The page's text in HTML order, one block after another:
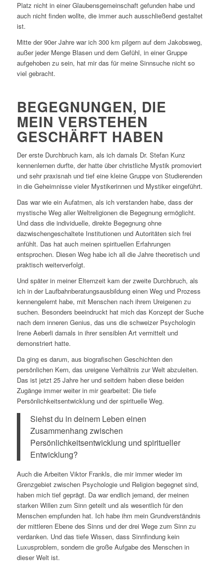
Platz nicht in einer Glaubensgemeinschaft gefunden habe und
auch nicht finden wollte, die immer auch ausschließend gestaltet
ist.
Mitte der 90er Jahre war ich 300 km pilgern auf dem Jakobsweg,
außer jeder Menge Blasen und dem Gefühl, in einer Gruppe
aufgehoben zu sein, hat mir das für meine Sinnsuche nicht so
viel gebracht.
BEGEGNUNGEN, DIE
MEIN VERSTEHEN
GESCHÄRFT HABEN
Der erste Durchbruch kam, als ich damals Dr. Stefan Kunz
kennenlernen durfte, der hatte über christliche Mystik promoviert
und sehr praxisnah und tief eine kleine Gruppe von Studierenden
in die Geheimnisse vieler Mystikerinnen und Mystiker eingeführt.
Das war wie ein Aufatmen, als ich verstanden habe, dass der
mystische Weg aller Weltreligionen die Begegnung ermöglicht.
Und dass die individuelle, direkte Begegnung ohne
dazwischengeschaltete Institutionen und Autoritäten sich frei
anfühlt. Das hat auch meinen spirituellen Erfahrungen
entsprochen. Diesen Weg habe ich all die Jahre theoretisch und
praktisch weiterverfolgt.
Und später in meiner Elternzeit kam der zweite Durchbruch, als
ich in der Laufbahnberatungsausbildung einen Weg und Prozess
kennengelernt habe, mit Menschen nach ihrem Ureigenen zu
suchen. Besonders beeindruckt hat mich das Konzept der Suche
nach dem inneren Genius, das uns die schweizer Psychologin
Irene Aeberli damals in ihrer sensiblen Art vermittelt und
demonstriert hatte.
Da ging es darum, aus biografischen Geschichten den
persönlichen Kern, das ureigene Verhältnis zur Welt abzuleiten.
Das ist jetzt 25 Jahre her und seitdem haben diese beiden
Zugänge immer weiter in mir gearbeitet: Die tiefe
Persönlichkeitsentwicklung und der spirituelle Weg.
Siehst du in deinem Leben einen
Zusammenhang zwischen
Persönlichkeitsentwicklung und spiritueller
Entwicklung?
Auch die Arbeiten Viktor Frankls, die mir immer wieder im
Grenzgebiet zwischen Psychologie und Religion begegnet sind,
haben mich tief geprägt. Da war endlich jemand, der meinen
starken Willen zum Sinn geteilt und als wesentlich für den
Menschen empfunden hat. Ich habe ihm mein Grundverständnis
der mittleren Ebene des Sinns und der drei Wege zum Sinn zu
verdanken. Und das tiefe Wissen, dass Sinnfindung kein
Luxusproblem, sondern die große Aufgabe des Menschen in
dieser Welt ist.